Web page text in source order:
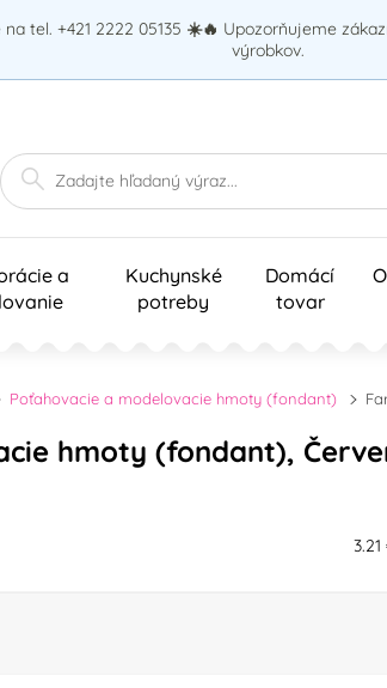
tel. +421 2222 05135 ☀️🔥 Upozorňujeme
výrobkov.
a
Kuchynské
potreby
Domácí
tovar
Poťahovacie a modelovacie hmoty (fondant)
hmoty (fondant),